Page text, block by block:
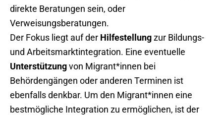
direkte Beratungen sein, oder
Verweisungsberatungen.
Der Fokus liegt auf der Hilfestellungzur Bildungs-
und Arbeitsmarktintegration. Eine eventuelle
Unterstützungvon Migrant*innen bei
Behördengängen oder anderen Terminen ist
ebenfalls denkbar. Um den Migrant*innen eine
bestmögliche Integration zu ermöglichen, ist der